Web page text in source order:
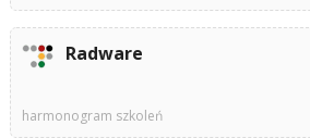
Radware
harmonogram szkoleń